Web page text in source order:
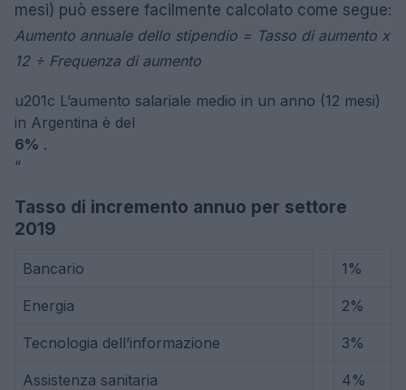
mesi) può essere facilmente calcolato come segue:
Aumento annuale dello stipendio = Tasso di aumento x
12 ÷ Frequenza di aumento
u201c L’aumento salariale medio in un anno (12 mesi)
in Argentina è del
6% .
“
Tasso di incremento annuo per settore
2019
Bancario 1%
Energia 2%
Tecnologia dell’informazione 3%
Assistenza sanitaria 4%